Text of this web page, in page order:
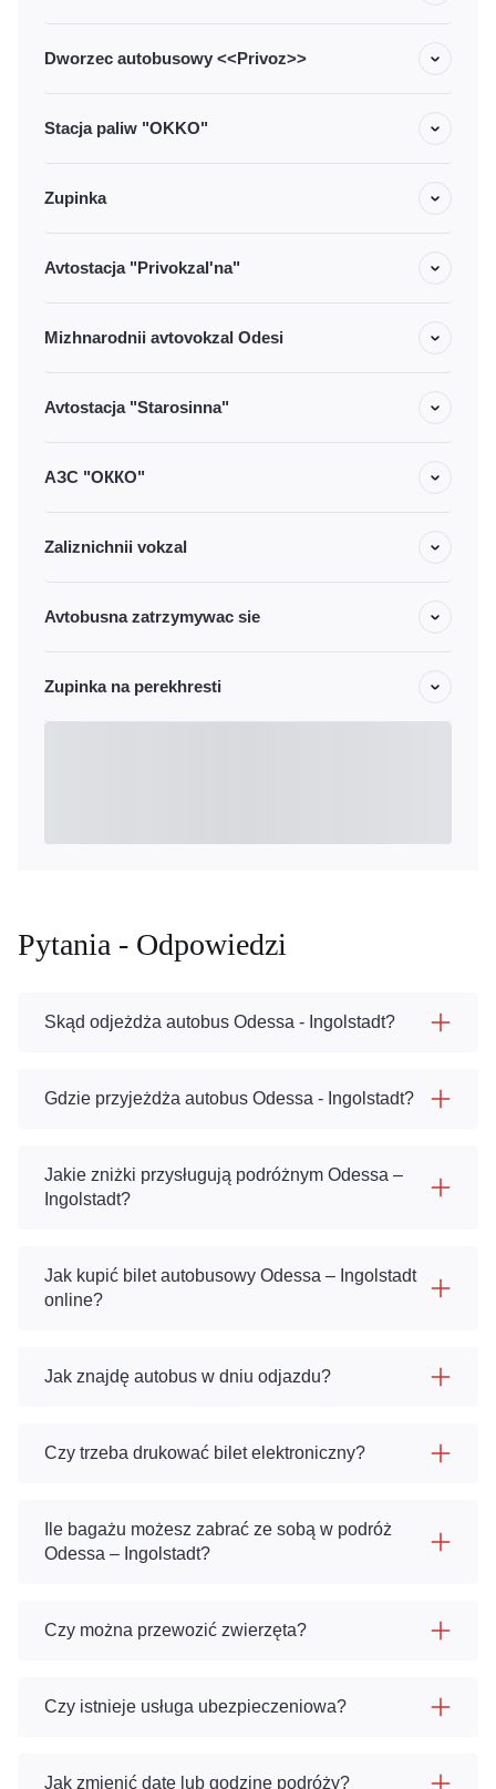
Dworzec autobusowy <<Privoz>>
Stacja paliw "OKKO"
Zupinka
Avtostacja "Privokzal'na"
Mizhnarodnii avtovokzal Odesi
Avtostacja "Starosinna"
АЗС "ОККО"
Zaliznichnii vokzal
Avtobusna zatrzymywac sie
Zupinka na perekhresti
Pytania - Odpowiedzi
Skąd odjeżdża autobus Odessa - Ingolstadt?
Gdzie przyjeżdża autobus Odessa - Ingolstadt?
Jakie zniżki przysługują podróżnym Odessa –
Ingolstadt?
Jak kupić bilet autobusowy Odessa – Ingolstadt
online?
Jak znajdę autobus w dniu odjazdu?
Czy trzeba drukować bilet elektroniczny?
Ile bagażu możesz zabrać ze sobą w podróż
Odessa – Ingolstadt?
Czy można przewozić zwierzęta?
Czy istnieje usługa ubezpieczeniowa?
Jak zmienić datę lub godzinę podróży?